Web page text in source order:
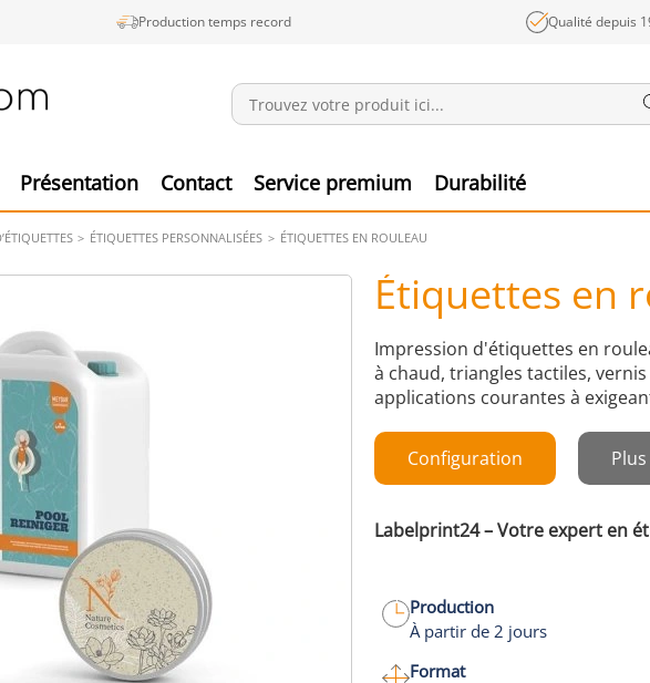
Production temps record Qualité depuis
Présentation Contact Service premium Durabilité
ÉTIQUETTES PERSONNALISÉES ÉTIQUETTES EN ROULEAU
Étiquettes en
Impression d'étiquettes en
à chaud, triangles tactiles,
applications courantes à
Configuration
Labelprint24 – Votre expert en
Production
À partir de 2 jours
Format